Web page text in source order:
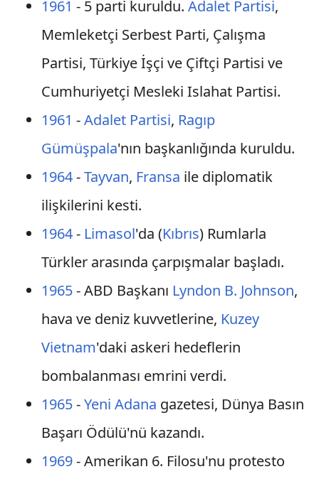
1961 - 5 parti kuruldu. Adalet Partisi,
Memleketçi Serbest Parti, Çalışma
Partisi, Türkiye İşçi ve Çiftçi Partisi ve
Cumhuriyetçi Mesleki Islahat Partisi.
1961 -Adalet Partisi, Ragıp
Gümüşpala'nın başkanlığında kuruldu.
1964-Tayvan, Fransa ile diplomatik
ilişkilerini kesti.
1964- Limasol'da (Kıbrıs) Rumlarla
Türkler arasında çarpışmalar başladı.
1965- ABD Başkanı Lyndon B. Johnson,
hava ve deniz kuvvetlerine, Kuzey
Vietnam'daki askeri hedeflerin
bombalanması emrini verdi.
1965-Yeni Adana gazetesi, Dünya Basın
Başarı Ödülü'nü kazandı.
1969- Amerikan 6. Filosu'nu protesto